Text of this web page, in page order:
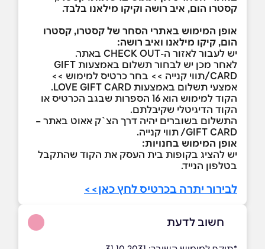
קסטרו הום, איב רושה וקיקו מילאנו בלבד.
אופן המימוש באתרי הסחר של קסטרו, קסטרו
הום, קיקו מילאנו ואיב רושה:
יש לעבור לאזור ה-CHECK OUT באתר.
לאחר מכן יש לבחור תשלום באמצעות GIFT
CARD/תווי קנייה >> בחר כרטיס למימוש >>
אמצעי תשלום באמצעות LOVE GIFT CARD.
הקוד למימוש הוא 16 הספרות שבגב הכרטיס או
הקוד הדיגיטלי שקיבלתם.
התשלום בשוברים יהיה דרך הצ`ק אאוט באתר –
GIFT CARD/ תווי קנייה.
אופן המימוש בחנויות:
יש להציג בקופות בית העסק את הקוד שהתקבל
בטלפון הנייד.
לבירור יתרה בכרטיס לחץ כאן>>
חשוב לדעת